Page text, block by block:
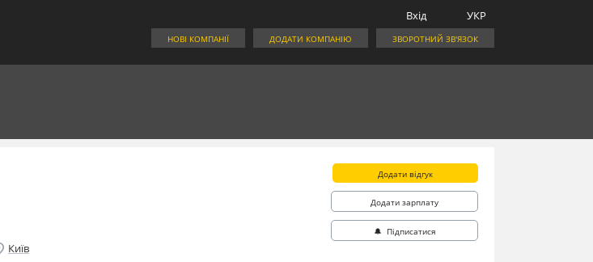
УКР
Вхід
ЗВОРОТНИЙ ЗВ'ЯЗОК
ДОДАТИ КОМПАНІЮ
НОВІ КОМПАНІЇ
Київ
Додати відгук
Додати зарплату
🔔 Підписатися